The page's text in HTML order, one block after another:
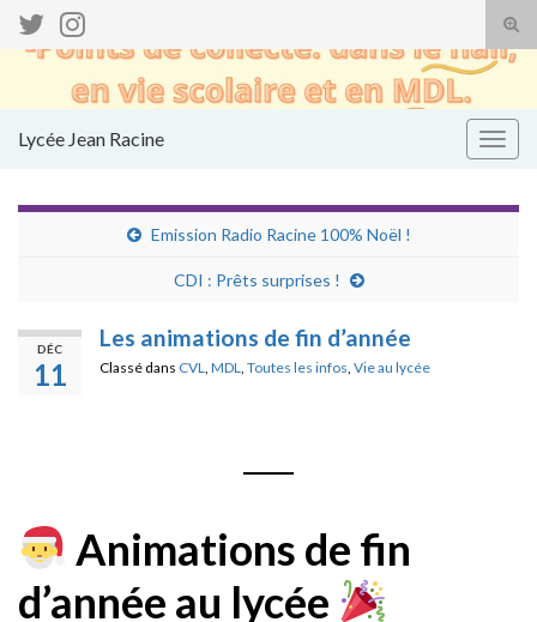
Lycée Jean Racine
Emission Radio Racine 100% Noël !
CDI : Prêts surprises !
DÉC
11
Les animations de fin d’année
Classé dans CVL MDL Toutes les infos Vie au lycée
Animations de fin
d’année au lycée